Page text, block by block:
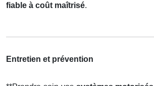
fiable à coût maîtrisé.
Entretien et prévention